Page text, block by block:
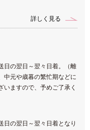
詳しく見る
日の翌日～翌々日着。（離
元や歳暮の繁忙期などに
いますので、予めご了承く
日の翌日～翌々日着となり